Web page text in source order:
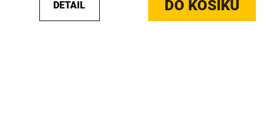
DETAIL DO KOŠÍKU